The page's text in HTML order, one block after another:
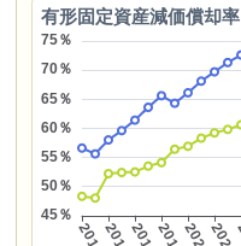
有形固定資産減価償却率